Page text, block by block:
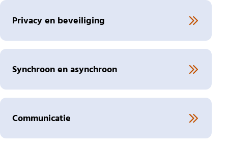
Privacy en beveiliging
Synchroon en asynchroon
Communicatie